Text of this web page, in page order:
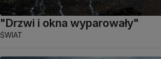
"Drzwi i okna wyparowały"
ŚWIAT